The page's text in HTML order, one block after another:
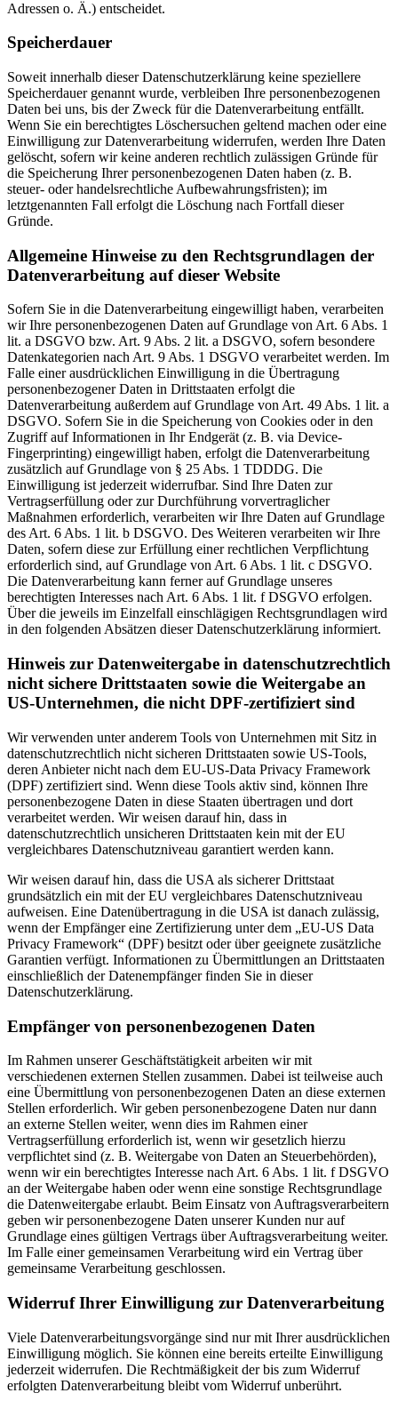
Adressen o. Ä.) entscheidet.
Speicherdauer
Soweit innerhalb dieser Datenschutzerklärung keine speziellere
Speicherdauer genannt wurde, verbleiben Ihre personenbezogenen
Daten bei uns, bis der Zweck für die Datenverarbeitung entfällt.
Wenn Sie ein berechtigtes Löschersuchen geltend machen oder eine
Einwilligung zur Datenverarbeitung widerrufen, werden Ihre Daten
gelöscht, sofern wir keine anderen rechtlich zulässigen Gründe für
die Speicherung Ihrer personenbezogenen Daten haben (z. B.
steuer- oder handelsrechtliche Aufbewahrungsfristen); im
letztgenannten Fall erfolgt die Löschung nach Fortfall dieser
Gründe.
Allgemeine Hinweise zu den Rechtsgrundlagen der
Datenverarbeitung auf dieser Website
Sofern Sie in die Datenverarbeitung eingewilligt haben, verarbeiten
wir Ihre personenbezogenen Daten auf Grundlage von Art. 6 Abs. 1
lit. a DSGVO bzw. Art. 9 Abs. 2 lit. a DSGVO, sofern besondere
Datenkategorien nach Art. 9 Abs. 1 DSGVO verarbeitet werden. Im
Falle einer ausdrücklichen Einwilligung in die Übertragung
personenbezogener Daten in Drittstaaten erfolgt die
Datenverarbeitung außerdem auf Grundlage von Art. 49 Abs. 1 lit. a
DSGVO. Sofern Sie in die Speicherung von Cookies oder in den
Zugriff auf Informationen in Ihr Endgerät (z. B. via Device-
Fingerprinting) eingewilligt haben, erfolgt die Datenverarbeitung
zusätzlich auf Grundlage von § 25 Abs. 1 TDDDG. Die
Einwilligung ist jederzeit widerrufbar. Sind Ihre Daten zur
Vertragserfüllung oder zur Durchführung vorvertraglicher
Maßnahmen erforderlich, verarbeiten wir Ihre Daten auf Grundlage
des Art. 6 Abs. 1 lit. b DSGVO. Des Weiteren verarbeiten wir Ihre
Daten, sofern diese zur Erfüllung einer rechtlichen Verpflichtung
erforderlich sind, auf Grundlage von Art. 6 Abs. 1 lit. c DSGVO.
Die Datenverarbeitung kann ferner auf Grundlage unseres
berechtigten Interesses nach Art. 6 Abs. 1 lit. f DSGVO erfolgen.
Über die jeweils im Einzelfall einschlägigen Rechtsgrundlagen wird
in den folgenden Absätzen dieser Datenschutzerklärung informiert.
Hinweis zur Datenweitergabe in datenschutzrechtlich
nicht sichere Drittstaaten sowie die Weitergabe an
US-Unternehmen, die nicht DPF-zertifiziert sind
Wir verwenden unter anderem Tools von Unternehmen mit Sitz in
datenschutzrechtlich nicht sicheren Drittstaaten sowie US-Tools,
deren Anbieter nicht nach dem EU-US-Data Privacy Framework
(DPF) zertifiziert sind. Wenn diese Tools aktiv sind, können Ihre
personenbezogene Daten in diese Staaten übertragen und dort
verarbeitet werden. Wir weisen darauf hin, dass in
datenschutzrechtlich unsicheren Drittstaaten kein mit der EU
vergleichbares Datenschutzniveau garantiert werden kann.
Wir weisen darauf hin, dass die USA als sicherer Drittstaat
grundsätzlich ein mit der EU vergleichbares Datenschutzniveau
aufweisen. Eine Datenübertragung in die USA ist danach zulässig,
wenn der Empfänger eine Zertifizierung unter dem „EU-US Data
Privacy Framework“ (DPF) besitzt oder über geeignete zusätzliche
Garantien verfügt. Informationen zu Übermittlungen an Drittstaaten
einschließlich der Datenempfänger finden Sie in dieser
Datenschutzerklärung.
Empfänger von personenbezogenen Daten
Im Rahmen unserer Geschäftstätigkeit arbeiten wir mit
verschiedenen externen Stellen zusammen. Dabei ist teilweise auch
eine Übermittlung von personenbezogenen Daten an diese externen
Stellen erforderlich. Wir geben personenbezogene Daten nur dann
an externe Stellen weiter, wenn dies im Rahmen einer
Vertragserfüllung erforderlich ist, wenn wir gesetzlich hierzu
verpflichtet sind (z. B. Weitergabe von Daten an Steuerbehörden),
wenn wir ein berechtigtes Interesse nach Art. 6 Abs. 1 lit. f DSGVO
an der Weitergabe haben oder wenn eine sonstige Rechtsgrundlage
die Datenweitergabe erlaubt. Beim Einsatz von Auftragsverarbeitern
geben wir personenbezogene Daten unserer Kunden nur auf
Grundlage eines gültigen Vertrags über Auftragsverarbeitung weiter.
Im Falle einer gemeinsamen Verarbeitung wird ein Vertrag über
gemeinsame Verarbeitung geschlossen.
Widerruf Ihrer Einwilligung zur Datenverarbeitung
Viele Datenverarbeitungsvorgänge sind nur mit Ihrer ausdrücklichen
Einwilligung möglich. Sie können eine bereits erteilte Einwilligung
jederzeit widerrufen. Die Rechtmäßigkeit der bis zum Widerruf
erfolgten Datenverarbeitung bleibt vom Widerruf unberührt.